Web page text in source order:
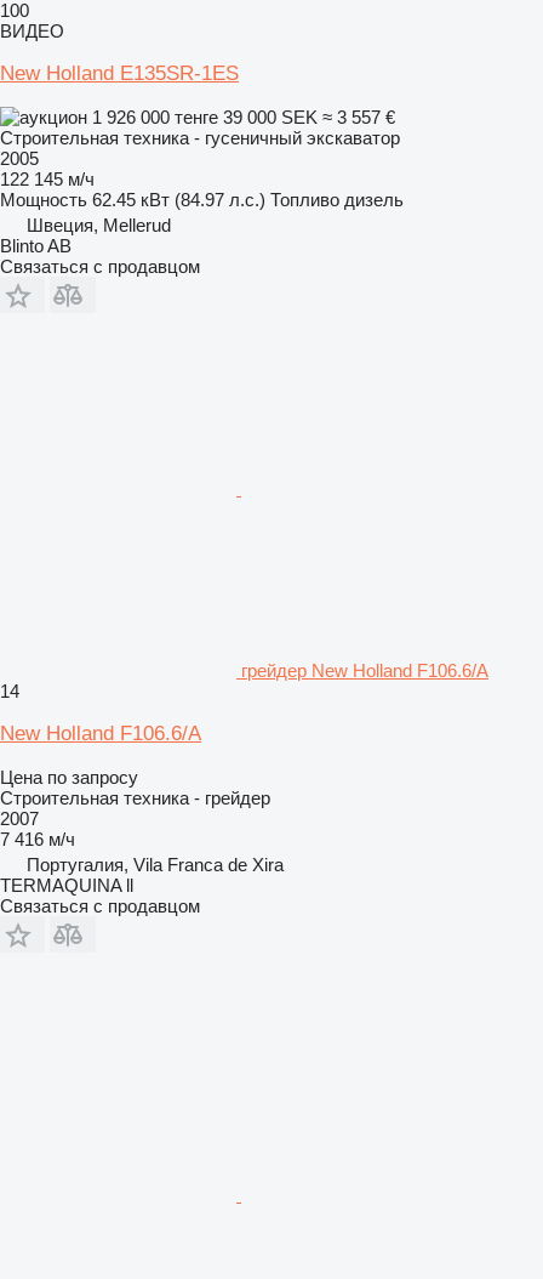
100
ВИДЕО
New Holland E135SR-1ES
1 926 000 тенге 39 000 SEK ≈ 3 557 €
Строительная техника - гусеничный экскаватор
2005
122 145 м/ч
Мощность 62.45 кВт (84.97 л.с.) Топливо дизель
Швеция, Mellerud
Blinto AB
Связаться с продавцом
грейдер New Holland F106.6/A
14
New Holland F106.6/A
Цена по запросу
Строительная техника - грейдер
2007
7 416 м/ч
Португалия, Vila Franca de Xira
TERMAQUINA ll
Связаться с продавцом